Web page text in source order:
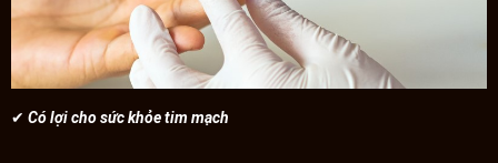
✔ Có lợi cho sức khỏe tim mạch